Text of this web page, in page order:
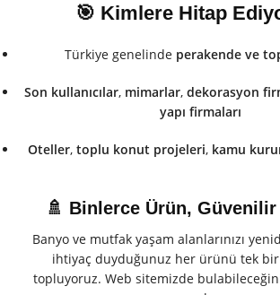
🎯 Kimlere Hitap
Türkiye genelinde perakende ve
Son kullanıcılar, mimarlar,dekorasyon
yapı firmaları
Oteller,toplu konut projeleri, kamu
🚿 Binlerce Ürün,
Banyo ve mutfak yaşam alanlarınızı
ihtiyaç duyduğunuz her ürünü tek bir
topluyoruz. Web sitemizde